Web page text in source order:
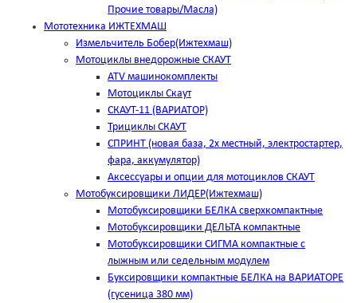
Прочие товары/Масла)
Мототехника ИЖТЕХМАШ
Измельчитель Бобер(Ижтехмаш)
Мотоциклы внедорожные СКАУТ
ATV машинокомплекты
Мотоциклы Скаут
СКАУТ-11 (ВАРИАТОР)
Трициклы СКАУТ
СПРИНТ (новая база, 2х местный, электростартер,
фара, аккумулятор)
Аксессуары и опции для мотоциклов СКАУТ
Мотобуксировщики ЛИДЕР(Ижтехмаш)
Мотобуксировщики БЕЛКА сверхкомпактные
Мотобуксировщики ДЕЛЬТА компактные
Мотобуксировщики СИГМА компактные с
лыжным или седельным модулем
Буксировщики компактные БЕЛКА на ВАРИАТОРЕ
(гусеница 380 мм)